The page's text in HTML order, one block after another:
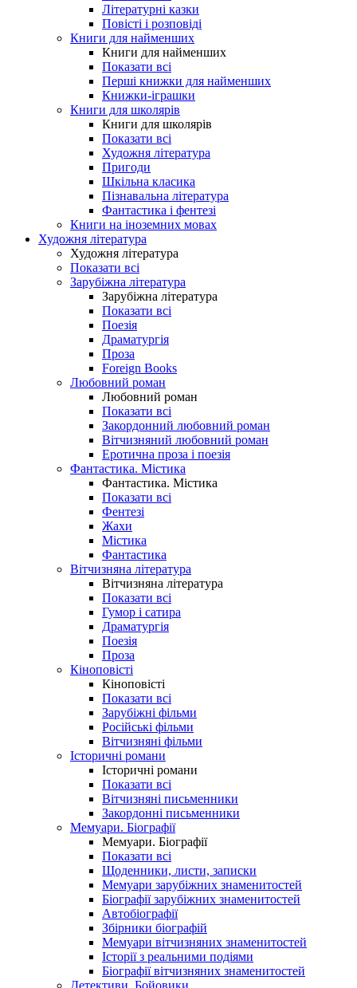
Літературні казки
Повісті і розповіді
Книги для найменших
Книги для найменших
Показати всі
Перші книжки для найменших
Книжки-іграшки
Книги для школярів
Книги для школярів
Показати всі
Художня література
Пригоди
Шкільна класика
Пізнавальна література
Фантастика і фентезі
Книги на іноземних мовах
Художня література
Художня література
Показати всі
Зарубіжна література
Зарубіжна література
Показати всі
Поезія
Драматургія
Проза
Foreign Books
Любовний роман
Любовний роман
Показати всі
Закордонний любовний роман
Вітчизняний любовний роман
Еротична проза і поезія
Фантастика. Містика
Фантастика. Містика
Показати всі
Фентезі
Жахи
Містика
Фантастика
Вітчизняна література
Вітчизняна література
Показати всі
Гумор і сатира
Драматургія
Поезія
Проза
Кіноповісті
Кіноповісті
Показати всі
Зарубіжні фільми
Російські фільми
Вітчизняні фільми
Історичні романи
Історичні романи
Показати всі
Вітчизняні письменники
Закордонні письменники
Мемуари. Біографії
Мемуари. Біографії
Показати всі
Щоденники, листи, записки
Мемуари зарубіжних знаменитостей
Біографії зарубіжних знаменитостей
Автобіографії
Збірники біографій
Мемуари вітчизняних знаменитостей
Історії з реальними подіями
Біографії вітчизняних знаменитостей
Детективи. Бойовики